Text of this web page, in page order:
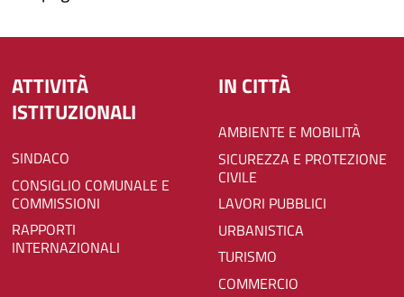
ATTIVITÀ
ISTITUZIONALI
SINDACO
CONSIGLIO COMUNALE E
COMMISSIONI
RAPPORTI
INTERNAZIONALI
IN CITTÀ
AMBIENTE E MOBILITÀ
SICUREZZA E PROTEZIONE
CIVILE
LAVORI PUBBLICI
URBANISTICA
TURISMO
COMMERCIO